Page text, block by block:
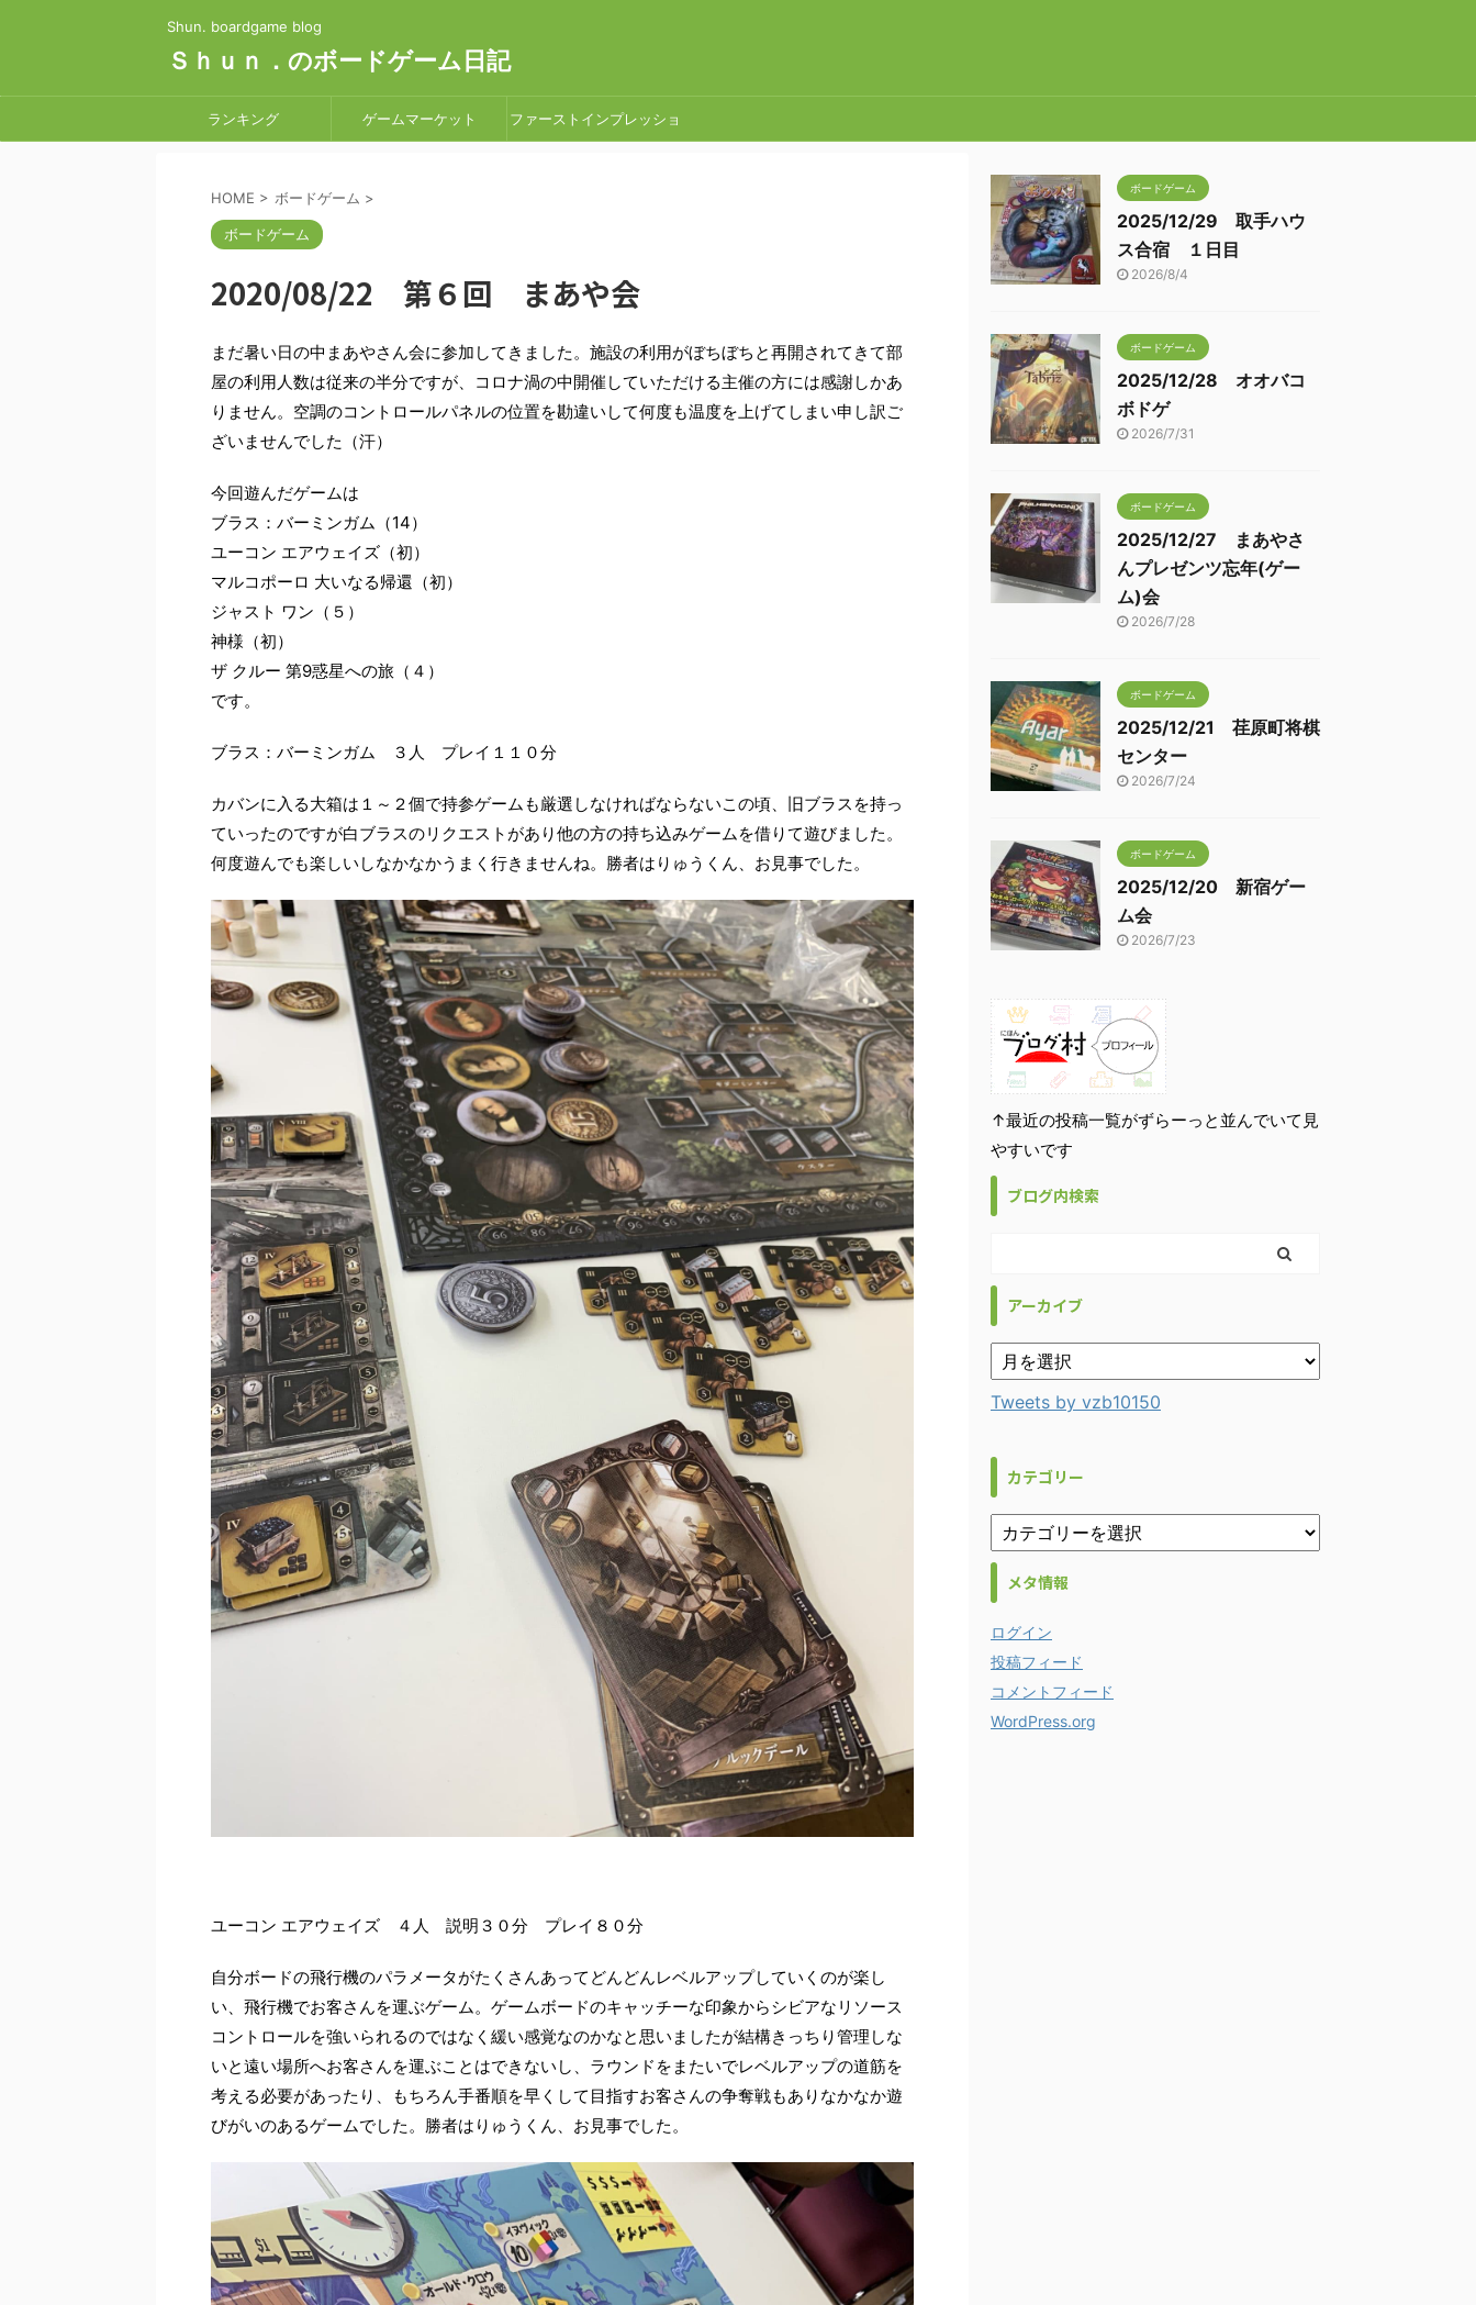
Shun. boardgame blog
Ｓｈｕｎ．のボードゲーム日記
ランキング ゲームマーケット ファーストインプレッショ
HOME > ボードゲーム >
ボードゲーム
2020/08/22 第６回 まあや会
まだ暑い日の中まあやさん会に参加してきました。施設の利用がぼちぼちと再開されてきて部
屋の利用人数は従来の半分ですが、コロナ渦の中開催していただける主催の方には感謝しかあ
りません。空調のコントロールパネルの位置を勘違いして何度も温度を上げてしまい申し訳ご
ざいませんでした（汗）
今回遊んだゲームは
ブラス：バーミンガム（14）
ユーコン エアウェイズ（初）
マルコポーロ 大いなる帰還（初）
ジャスト ワン（５）
神様（初）
ザ クルー 第9惑星への旅（４）
です。
ブラス：バーミンガム ３人 プレイ１１０分
カバンに入る大箱は１～２個で持参ゲームも厳選しなければならないこの頃、旧ブラスを持っ
ていったのですが白ブラスのリクエストがあり他の方の持ち込みゲームを借りて遊びました。
何度遊んでも楽しいしなかなかうまく行きませんね。勝者はりゅうくん、お見事でした。
ユーコン エアウェイズ ４人 説明３０分 プレイ８０分
自分ボードの飛行機のパラメータがたくさんあってどんどんレベルアップしていくのが楽し
い、飛行機でお客さんを運ぶゲーム。ゲームボードのキャッチーな印象からシビアなリソース
コントロールを強いられるのではなく緩い感覚なのかなと思いましたが結構きっちり管理しな
いと遠い場所へお客さんを運ぶことはできないし、ラウンドをまたいでレベルアップの道筋を
考える必要があったり、もちろん手番順を早くして目指すお客さんの争奪戦もありなかなか遊
びがいのあるゲームでした。勝者はりゅうくん、お見事でした。
ボードゲーム
2025/12/29 取手ハウ
ス合宿 １日目
2026/8/4
ボードゲーム
2025/12/28 オオバコ
ボドゲ
2026/7/31
ボードゲーム
2025/12/27 まあやさ
んプレゼンツ忘年(ゲー
ム)会
2026/7/28
ボードゲーム
2025/12/21 荏原町将棋
センター
2026/7/24
ボードゲーム
2025/12/20 新宿ゲー
ム会
2026/7/23
↑最近の投稿一覧がずらーっと並んでいて見
やすいです
ブログ内検索
アーカイブ
Tweets by vzb10150
カテゴリー
メタ情報
ログイン
投稿フィード
コメントフィード
WordPress.org